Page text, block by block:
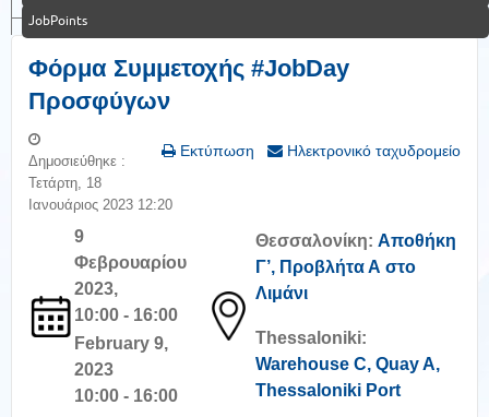
JobPoints
Φόρμα Συμμετοχής #JobDay
Προσφύγων
Εκτύπωση Ηλεκτρονικό ταχυδρομείο
Δημοσιεύθηκε :
Τετάρτη, 18
Ιανουάριος 2023 12:20
9
Φεβρουαρίου
2023,
10:00 - 16:00
February 9,
2023
10:00 - 16:00
Θεσσαλονίκη: Αποθήκη
Γ’, Προβλήτα Α στο
Λιμάνι
Thessaloniki:
Warehouse C, Quay A,
Thessaloniki Port